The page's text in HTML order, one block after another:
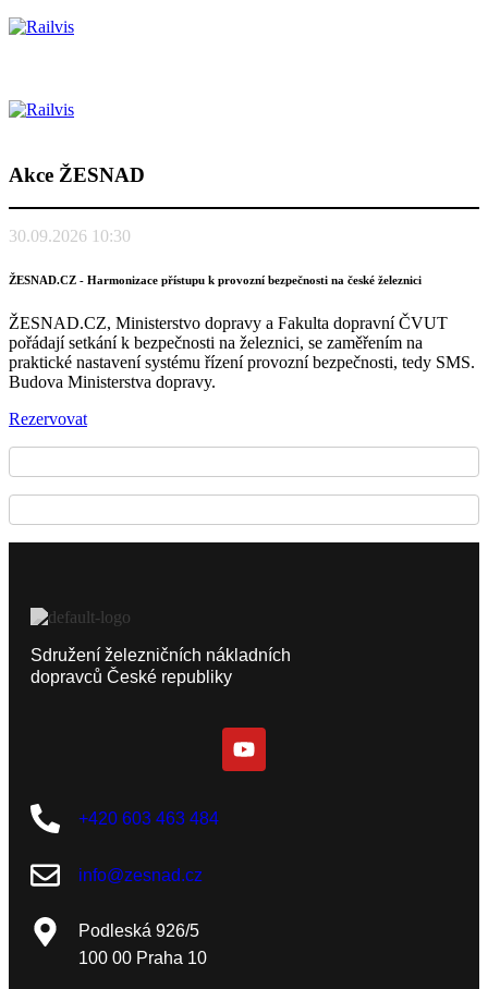
Akce ŽESNAD
30.09.2026 10:30
ŽESNAD.CZ - Harmonizace přístupu k provozní bezpečnosti na české železnici
ŽESNAD.CZ, Ministerstvo dopravy a Fakulta dopravní ČVUT
pořádají setkání k bezpečnosti na železnici, se zaměřením na
praktické nastavení systému řízení provozní bezpečnosti, tedy SMS.
Budova Ministerstva dopravy.
Rezervovat
Sdružení železničních nákladních
dopravců České republiky
+420 603 463 484
info@zesnad.cz
Podleská 926/5
100 00 Praha 10